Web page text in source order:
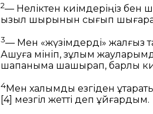
2— Неліктен киімдеріңіз бен
қызыл шырынын сығып
3— Мен «жүзімдерді» жалғыз
Ашуға мініп, зұлым
шапаныма шашырап, барлық
4Мен халқымды езгіден
[4] мезгіл жетті деп ұйғардым.